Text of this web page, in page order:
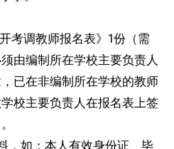
考调教师报名表》1份（需
由编制所在学校主要负责人
已在非编制所在学校的教师
校主要负责人在报名表上签
，如：本人有效身份证、毕